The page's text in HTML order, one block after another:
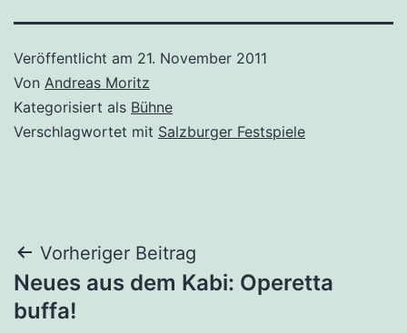
Veröffentlicht am 21. November 2011
Von Andreas Moritz
Kategorisiert als Bühne
Verschlagwortet mit Salzburger Festspiele
Beitragsnavigation
Vorheriger Beitrag
Neues aus dem Kabi: Operetta
buffa!